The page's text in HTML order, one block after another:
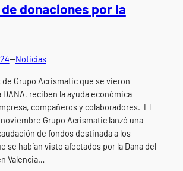
donaciones por la
—Noticias
Grupo Acrismatic que se vieron
DANA, reciben la ayuda económica
compañeros y colaboradores. El
Grupo Acrismatic lanzó una
de fondos destinada a los
se habían visto afectados por la Dana del
Valencia…